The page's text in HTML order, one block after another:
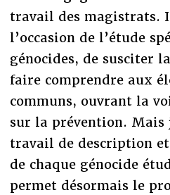
travail des magistrats.
l’occasion de l’étude
génocides, de susciter
faire comprendre aux
communs, ouvrant la
sur la prévention. Mais
travail de description
de chaque génocide
permet désormais le